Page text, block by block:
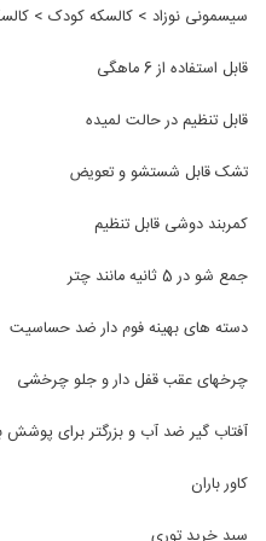
سیسمونی نوزاد > کالسکه کودک >
قابل استفاده از6ماهگی
قابل تنظیم در حالت لمیده
تشک قابل شستشو و تعویض
کمربند دوشی قابل تنظیم
جمع شودر 5 ثانیه مانند چتر
دسته های بهینه فوم دار ضد حساسیت
چرخهای عقب قفل دار و جلو چرخشی
آفتاب گیر ضد آب و بزرگتر برای پوشش
کاور باران